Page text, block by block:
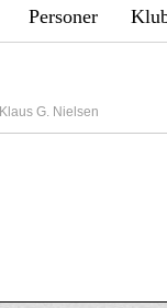
Personer
Klaus G. Nielsen